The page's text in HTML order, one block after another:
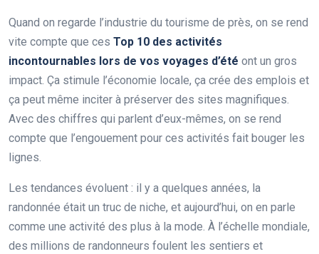
Quand on regarde l’industrie du tourisme de près, on se rend
vite compte que ces Top 10 des activités
incontournables lors de vos voyages d’été ont un gros
impact. Ça stimule l’économie locale, ça crée des emplois et
ça peut même inciter à préserver des sites magnifiques.
Avec des chiffres qui parlent d’eux-mêmes, on se rend
compte que l’engouement pour ces activités fait bouger les
lignes.
Les tendances évoluent : il y a quelques années, la
randonnée était un truc de niche, et aujourd’hui, on en parle
comme une activité des plus à la mode. À l’échelle mondiale,
des millions de randonneurs foulent les sentiers et